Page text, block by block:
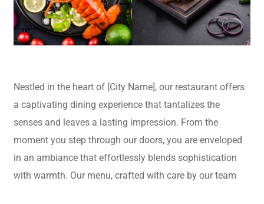
Nestled in the heart of [City Name], our restaurant offers
a captivating dining experience that tantalizes the
senses and leaves a lasting impression. From the
moment you step through our doors, you are enveloped
in an ambiance that effortlessly blends sophistication
with warmth. Our menu, crafted with care by our team